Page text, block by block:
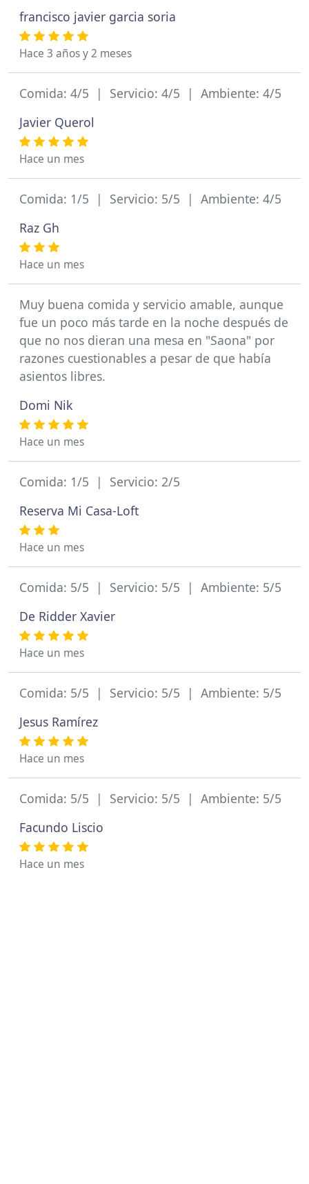
francisco javier garcia soria
Hace 3 años y 2 meses
Comida: 4/5 | Servicio: 4/5 | Ambiente: 4/5
Javier Querol
Hace un mes
Comida: 1/5 | Servicio: 5/5 | Ambiente: 4/5
Raz Gh
Hace un mes
Muy buena comida y servicio amable, aunque
fue un poco más tarde en la noche después de
que no nos dieran una mesa en "Saona" por
razones cuestionables a pesar de que había
asientos libres.
Domi Nik
Hace un mes
Comida: 1/5 | Servicio: 2/5
Reserva Mi Casa-Loft
Hace un mes
Comida: 5/5 | Servicio: 5/5 | Ambiente: 5/5
De Ridder Xavier
Hace un mes
Comida: 5/5 | Servicio: 5/5 | Ambiente: 5/5
Jesus Ramírez
Hace un mes
Comida: 5/5 | Servicio: 5/5 | Ambiente: 5/5
Facundo Liscio
Hace un mes